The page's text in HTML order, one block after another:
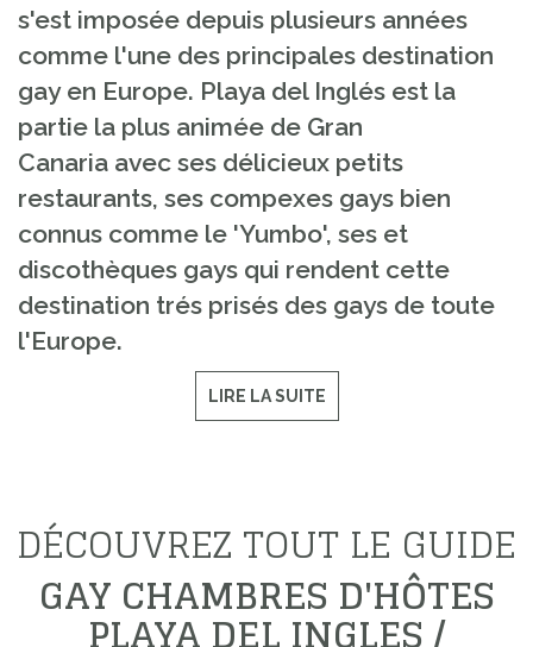
s'est imposée depuis plusieurs années
comme l'une des principales destination
gay en Europe. Playa del Inglés est la
partie la plus animée de Gran
Canaria avec ses délicieux petits
restaurants, ses compexes gays bien
connus comme le 'Yumbo', ses et
discothèques gays qui rendent cette
destination trés prisés des gays de toute
l'Europe.
LIRE LA SUITE
DÉCOUVREZ TOUT LE GUIDE
GAY CHAMBRES D'HÔTES